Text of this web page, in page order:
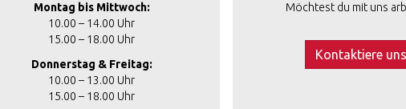
Montag bis Mittwoch:
10.00 – 14.00 Uhr
15.00 – 18.00 Uhr
Donnerstag & Freitag:
10.00 – 13.00 Uhr
15.00 – 18.00 Uhr
Möchtest du mit uns
Kontaktiere uns